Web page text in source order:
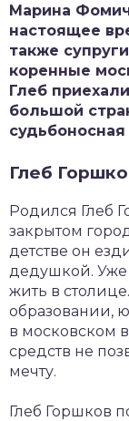
Марина
настоящее
также
коренные
Глеб
большой
судьбоносная
Глеб
Родился Глеб
закрытом
детстве он
дедушкой. Уже
жить в
образовании,
в московском
средств не
мечту.
Глеб Горшков